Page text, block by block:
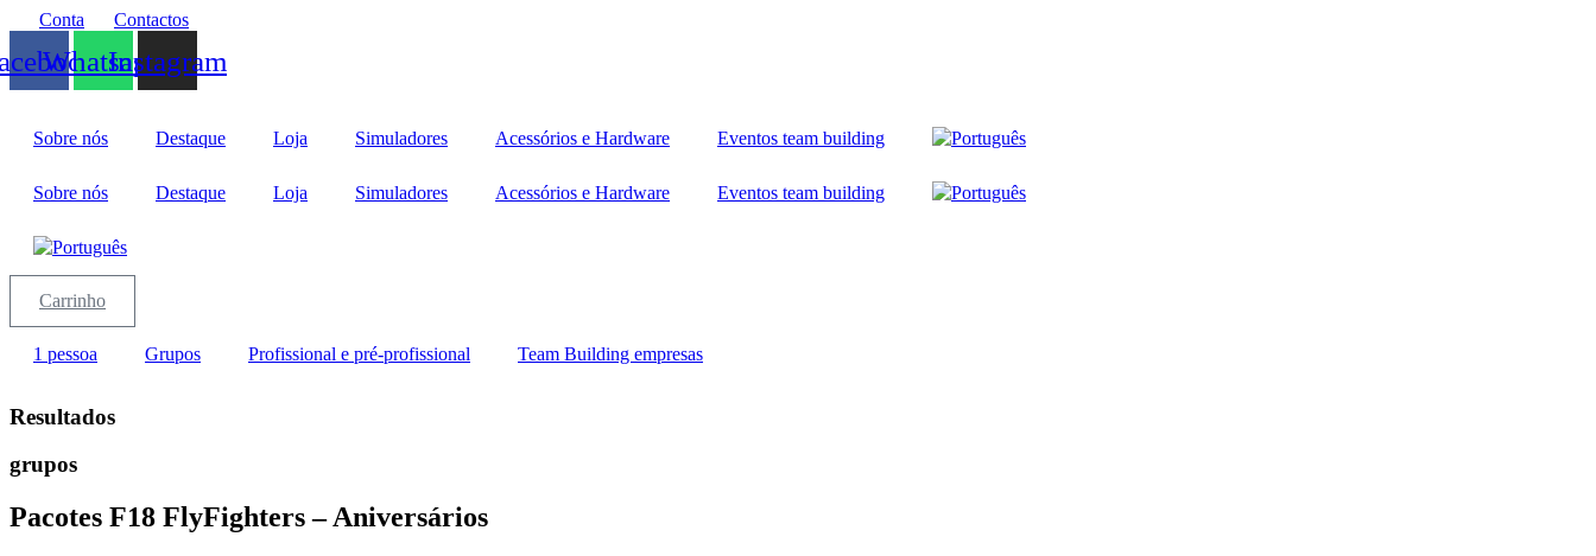
Pular
o
conteúdo
Conta Contactos
WhatsappInstagram
Sobre nós Destaque Loja Simuladores Acessórios e Hardware Eventos team building
Sobre nós Destaque Loja Simuladores Acessórios e Hardware Eventos team building
Carrinho
1 pessoa Grupos Profissional e pré-profissional Team Building empresas
Resultados
grupos
Pacotes F18 FlyFighters – Aniversários